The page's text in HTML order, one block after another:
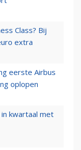
Class? Bij
extra
eerste Airbus
oplopen
kwartaal met